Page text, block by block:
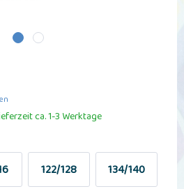
ca. 1-3 Werktage
122/128 134/140